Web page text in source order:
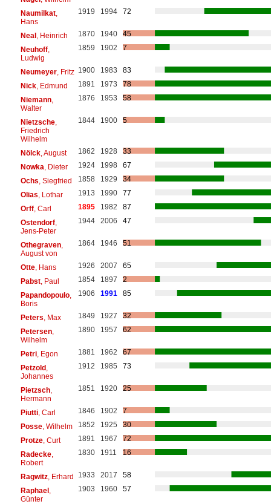
Naumilkat,
Hans
1919 1994 72
Neal, Heinrich 1870 1940
45
Neuhoff,
Ludwig
1859 1902 7
Neumeyer, Fritz 1900 1983
83
Nick, Edmund 1891 1973
78
Niemann,
Walter
1876 1953 58
Nietzsche,
Friedrich
Wilhelm
1844 1900 5
Nölck, August 1862 1928
33
Nowka , Dieter 1924 1998
67
Ochs , Siegfried 1858 1929
34
Olias , Lothar 1913 1990
77
Orff, Carl 1895 1982
87
Ostendorf,
Jens-Peter
1944 2006 47
Othegraven,
August von
1864 1946 51
Otte, Hans 1926 2007
65
Pabst, Paul 1854 1897
2
Papandopoulo,
Boris
1906 1991 85
Peters , Max 1849 1927
32
Petersen,
Wilhelm
1890 1957 62
Petri, Egon 1881 1962
67
Petzold,
Johannes
1912 1985 73
Pietzsch,
Hermann
1851 1920 25
Piutti, Carl 1846 1902
7
Posse, Wilhelm 1852 1925
30
Protze, Curt 1891 1967
72
Radecke,
Robert
1830 1911 16
Ragwitz, Erhard 1933 2017
58
Raphael,
Günter
1903 1960 57